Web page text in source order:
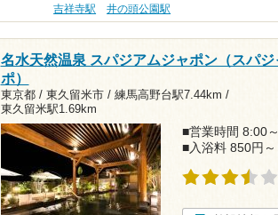
吉祥寺駅
井の頭公園駅
名水天然温泉 スパジアムジャポン（スパジ
ポ）
東京都 / 東久留米市 / 練馬高野台駅7.44km /
東久留米駅1.69km
■営業時間 8:00
■入浴料 850円～